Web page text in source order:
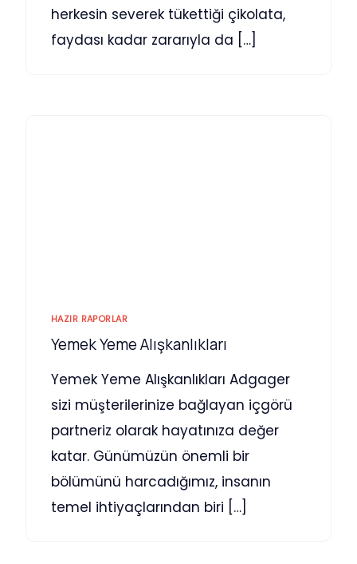
herkesin severek tükettiği çikolata,
faydası kadar zararıyla da […]
HAZIR RAPORLAR
Yemek Yeme Alışkanlıkları
Yemek Yeme Alışkanlıkları Adgager
sizi müşterilerinize bağlayan içgörü
partneriz olarak hayatınıza değer
katar. Günümüzün önemli bir
bölümünü harcadığımız, insanın
temel ihtiyaçlarından biri […]